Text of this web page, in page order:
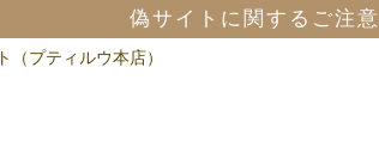
偽サイトに関するご注意
プティルウ本店）